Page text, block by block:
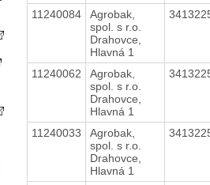
11240084
Agrobak,
spol. s r.o.
Drahovce,
Hlavná 1
11240062
Agrobak,
spol. s r.o.
Drahovce,
Hlavná 1
11240033
Agrobak,
spol. s r.o.
Drahovce,
Hlavná 1